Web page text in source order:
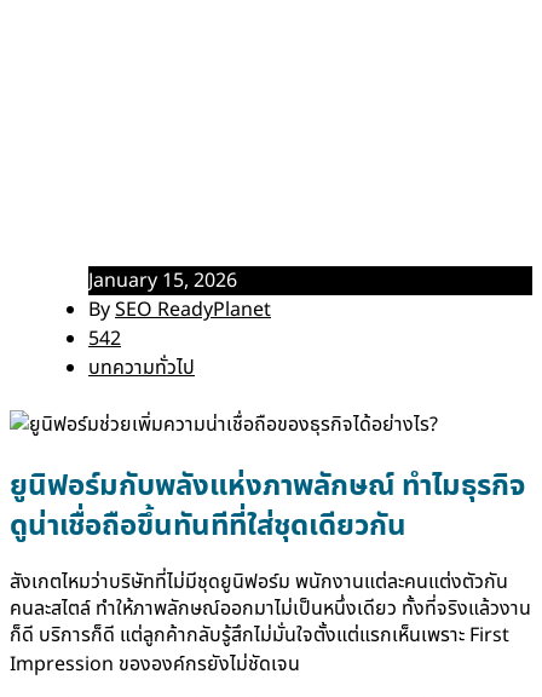
January 15, 2026
BySEO ReadyPlanet
542
บทความทั่วไป
ยูนิฟอร์มกับพลังแห่งภาพลักษณ์ ทำไมธุรกิจ
ดูน่าเชื่อถือขึ้นทันทีที่ใส่ชุดเดียวกัน
สังเกตไหมว่าบริษัทที่ไม่มีชุดยูนิฟอร์ม พนักงานแต่ละคนแต่งตัวกัน
คนละสไตล์ ทำให้ภาพลักษณ์ออกมาไม่เป็นหนึ่งเดียว ทั้งที่จริงแล้วงาน
ก็ดี บริการก็ดี แต่ลูกค้ากลับรู้สึกไม่มั่นใจตั้งแต่แรกเห็นเพราะ First
Impression ขององค์กรยังไม่ชัดเจน